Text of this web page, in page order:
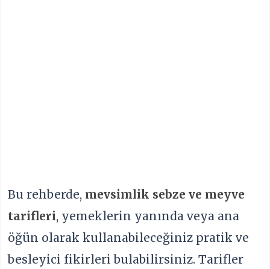
Bu rehberde, mevsimlik sebze ve meyve
tarifleri, yemeklerin yanında veya ana
öğün olarak kullanabileceğiniz pratik ve
besleyici fikirleri bulabilirsiniz. Tarifler